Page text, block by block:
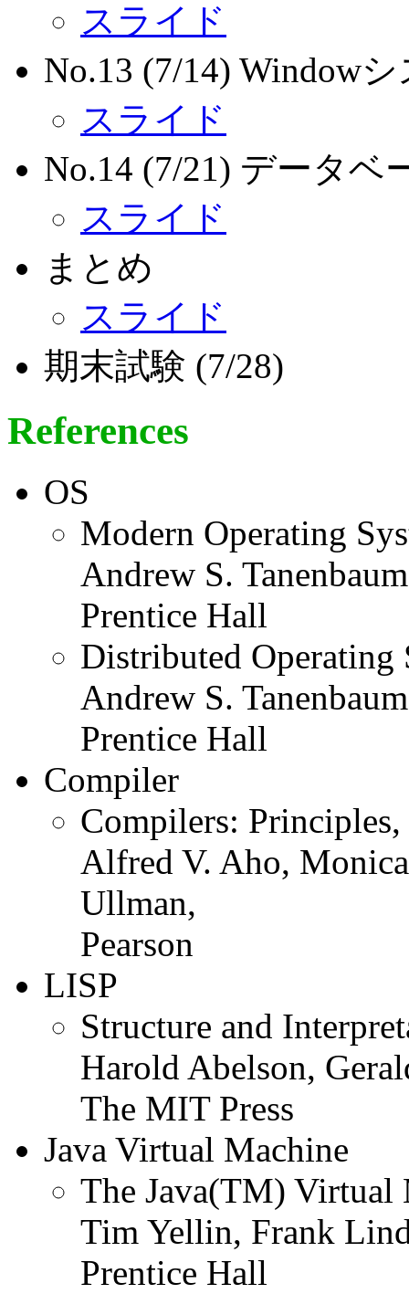
スライド
No.13 (7/14) Window
スライド
No.14 (7/21) データベ
スライド
まとめ
スライド
期末試験 (7/28)
References
OS
Modern Operating
Andrew S.
Prentice Hall
Distributed Operating
Andrew S.
Prentice Hall
Compiler
Compilers: Principles,
Alfred V. Aho,
Ullman,
Pearson
LISP
Structure and
Harold Abelson,
The MIT Press
Java Virtual Machine
The Java(TM) Virtual
Tim Yellin, Frank
Prentice Hall